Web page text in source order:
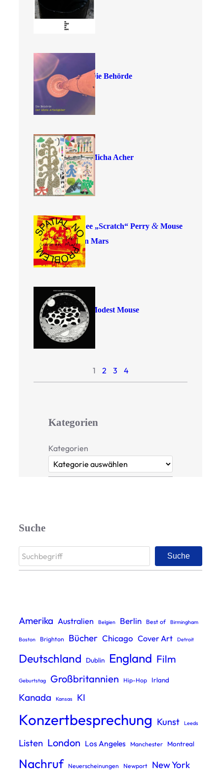
Die Behörde
Micha Acher
Lee „Scratch“ Perry& Mouse
on Mars
Modest Mouse
1 2 3 4
Kategorien
Kategorien
Suche
S
e
Suche
Amerika Australien Belgien Berlin Best of Birmingham
Boston Brighton Bücher Chicago Cover Art Detroit
Deutschland Dublin England Film
Geburtstag Großbritannien Hip-Hop Irland
Kanada Kansas KI
Konzertbesprechung Kunst Leeds
Listen London Los Angeles Manchester Montreal
Nachruf Neuerscheinungen Newport New York